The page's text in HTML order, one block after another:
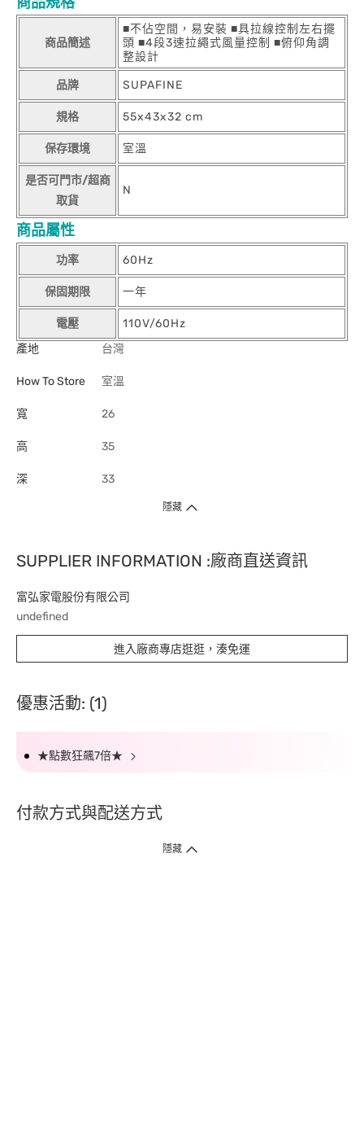
商品簡述
■不佔空間，易安裝 ■具拉線控制左右擺
頭 ■4段3速拉繩式風量控制 ■俯仰角調
整設計
品牌 SUPAFINE
規格 55x43x32 cm
保存環境 室溫
是否可門市/超商
取貨
N
商品屬性
功率 60Hz
保固期限 一年
電壓
110V/60Hz
產地
台灣
How To Store 室溫
寬 26
高 35
深 33
隱藏
SUPPLIER INFORMATION :廠商直送資訊
富弘家電股份有限公司
undefined
進入廠商專店逛逛，湊免運
優惠活動: (1)
★點數狂飆7倍★
付款方式與配送方式
隱藏